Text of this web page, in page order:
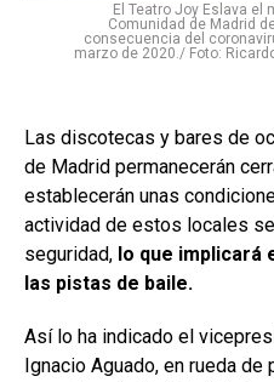
El Teatro Joy Eslava el
Comunidad de Madrid
consecuencia del
marzo de 2020./ Foto:
Las discotecas y bares de
de Madrid permanecerán
establecerán unas
actividad de estos locales
seguridad, lo que implicará
las pistas de baile.
Así lo ha indicado el
Ignacio Aguado, en rueda de